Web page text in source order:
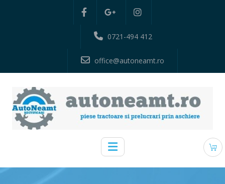
0721-494 412
office@autoneamt.ro